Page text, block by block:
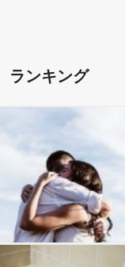
あるある
ドキドキ
仕事とキャリア
特集
ランキング